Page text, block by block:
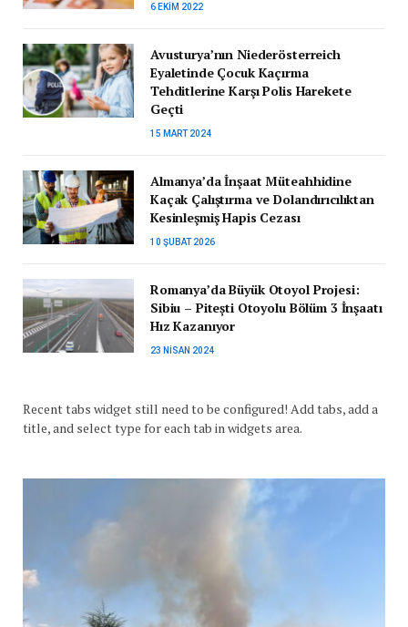
6 EKIM 2022
Avusturya’nın Niederösterreich
Eyaletinde Çocuk Kaçırma
Tehditlerine Karşı Polis Harekete
Geçti
15 MART 2024
Almanya’da İnşaat Müteahhidine
Kaçak Çalıştırma ve Dolandırıcılıktan
Kesinleşmiş Hapis Cezası
10 ŞUBAT 2026
Romanya’da Büyük Otoyol Projesi:
Sibiu – Pitești Otoyolu Bölüm 3 İnşaatı
Hız Kazanıyor
23 NISAN 2024
Recent tabs widget still need to be configured! Add tabs, add a
title, and select type for each tab in widgets area.